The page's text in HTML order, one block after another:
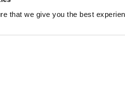
that we give you the best